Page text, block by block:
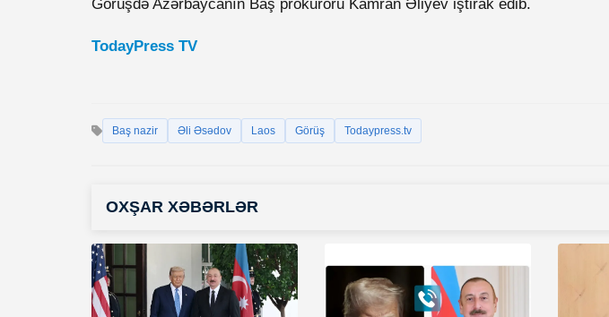
Görüşdə Azərbaycanın Baş prokuroru Kamran Əliyev iştirak edib.
TodayPress TV
Baş nazir Əli Əsədov Laos Görüş Todaypress.tv
OXŞAR XƏBƏRLƏR